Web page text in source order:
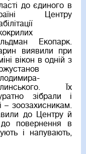
до єдиного в
Центру
Екопарк.
виявили при
вікон в одній з
Їх
зібрали і
– зоозахисникам.
до Центру й
до повернення в
і напувають,